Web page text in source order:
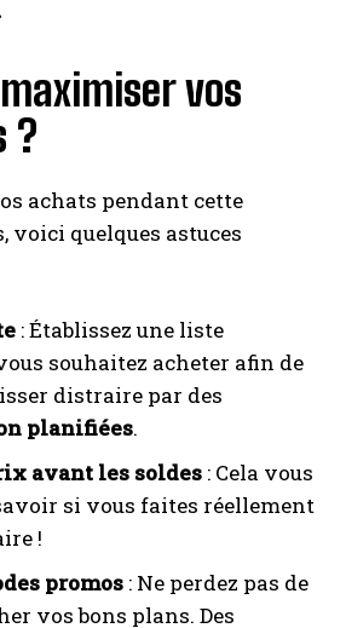
vos
?
achats pendant cette
voici quelques astuces
: Établissez une liste
souhaitez acheter afin de
distraire par des
planifiées.
avant les soldes : Cela vous
si vous faites réellement
!
promos : Ne perdez pas de
vos bons plans. Des